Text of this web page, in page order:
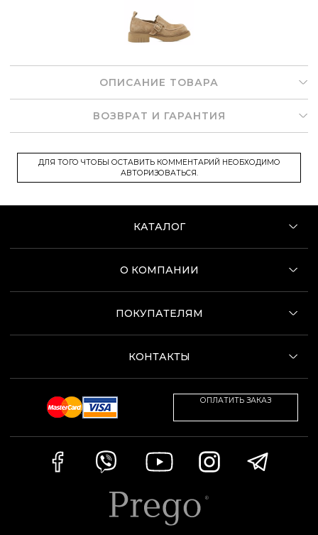
ОПИСАНИЕ ТОВАРА
ВОЗВРАТ И ГАРАНТИЯ
ДЛЯ ТОГО ЧТОБЫ ОСТАВИТЬ КОММЕНТАРИЙ НЕОБХОДИМО
АВТОРИЗОВАТЬСЯ.
КАТАЛОГ
О КОМПАНИИ
ПОКУПАТЕЛЯМ
КОНТАКТЫ
ОПЛАТИТЬ ЗАКАЗ